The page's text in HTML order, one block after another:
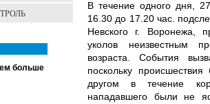
В течение одного дня,
16.30 до 17.20 час.
Невского г. Воронежа,
уколов неизвестным
возраста. События
поскольку
другом в течение
нападавшего были не
больше